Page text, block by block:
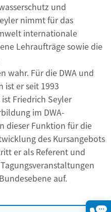
und
nimmt für das
internationale
Lehraufträge sowie die
wahr. Für die DWA und
ist er seit 1993
Friedrich Seyler
im DWA-
dieser Funktion für die
des Kursangebots
er als Referent und
auf.